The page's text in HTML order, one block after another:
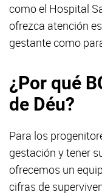
como el Hospital
ofrezca atención
gestante como
¿Por qué
de Déu?
Para los
gestación y tener
ofrecemos un
cifras de